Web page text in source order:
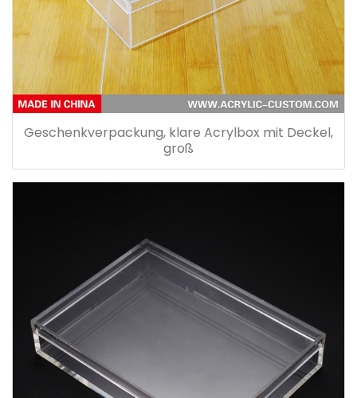
Geschenkverpackung, klare Acrylbox mit Deckel,
groß